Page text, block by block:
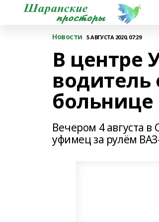
Новости 5 АВГУСТА 2020, 07:29
В центре
водитель
больнице
Вечером 4 августа
уфимец за рулём